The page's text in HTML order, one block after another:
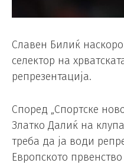
Славен Билиќ
селектор на
репрезентација.
Според „Спортске
Златко Далиќ на
треба да ја води
Европското